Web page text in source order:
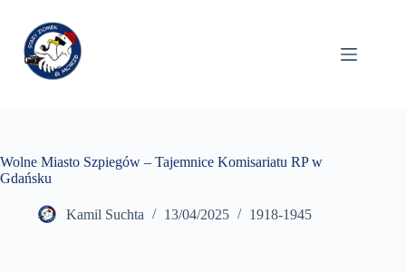
Wolne Miasto Szpiegów – Tajemnice Komisariatu RP w
Gdańsku
Kamil Suchta 13/04/2025 1918-1945